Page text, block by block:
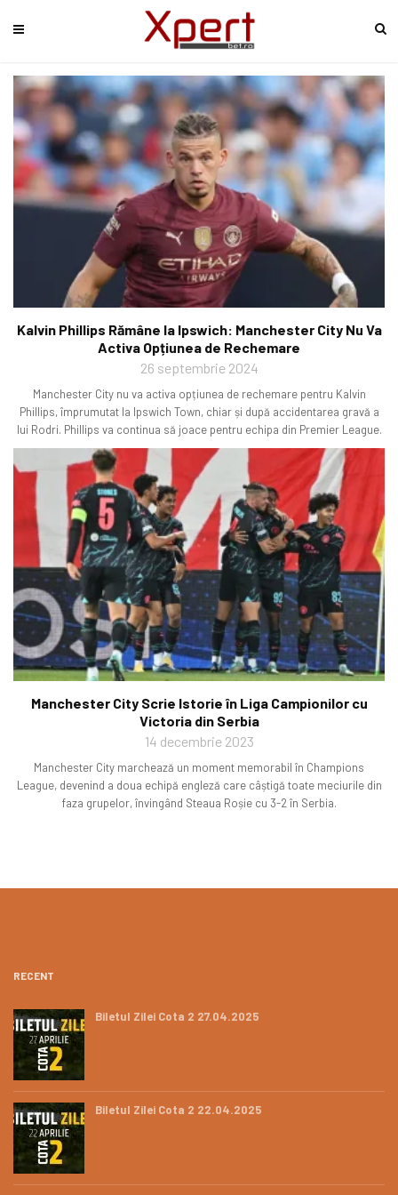
Kalvin Phillips Rămâne la Ipswich: Manchester City Nu Va
Activa Opțiunea de Rechemare
26 septembrie 2024
Manchester City nu va activa opțiunea de rechemare pentru Kalvin
Phillips, împrumutat la Ipswich Town, chiar și după accidentarea gravă a
lui Rodri. Phillips va continua să joace pentru echipa din Premier League.
Manchester City Scrie Istorie în Liga Campionilor cu
Victoria din Serbia
14 decembrie 2023
Manchester City marchează un moment memorabil în Champions
League, devenind a doua echipă engleză care câștigă toate meciurile din
faza grupelor, învingând Steaua Roșie cu 3-2 în Serbia.
RECENT
Biletul Zilei Cota 2 27.04.2025
Biletul Zilei Cota 2 22.04.2025